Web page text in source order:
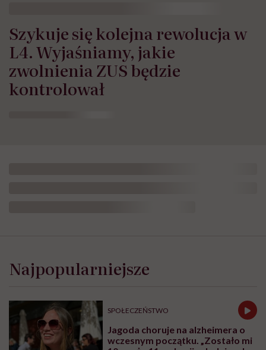
Szykuje się kolejna rewolucja w
L4. Wyjaśniamy, jakie
zwolnienia ZUS będzie
kontrolował
Najpopularniejsze
SPOŁECZEŃSTWO
Jagoda choruje na alzheimera o
wczesnym początku. „Zostało mi